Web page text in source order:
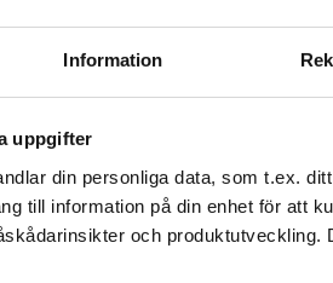
Information
uppgifter
din personliga data, som t.ex.
till information på din enhet för att
och
av
betala 300
upp en natt och vrider på
i både badrum och hall.